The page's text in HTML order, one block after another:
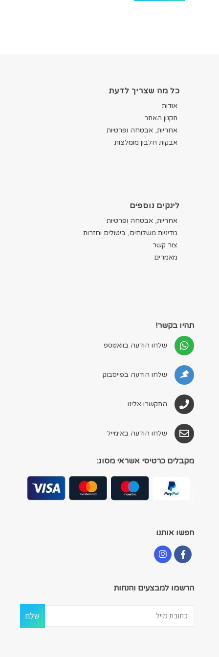
כל מה שצריך לדעת
אודות
תקנון האתר
אחריות, אבטחה ופרטיות
אבקות חלבון מומלצות
לינקים נוספים
אחריות, אבטחה ופרטיות
מדיניות משלוחים, ביטולים וחזרות
צור קשר
מאמרים
תהיו בקשר!
שלחו הודעה בוואטספ
שלחו הודעה בפייסבוק
התקשרו אלינו
שלחו הודעה באימייל
מקבלים כרטיסי אשראי מסוג:
חפשו אותנו
הרשמו למבצעים והנחות